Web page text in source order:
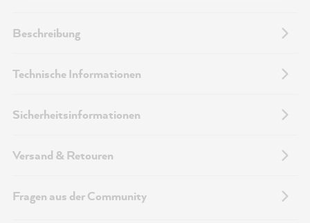
Beschreibung
Technische Informationen
Sicherheitsinformationen
Versand & Retouren
Fragen aus der Community